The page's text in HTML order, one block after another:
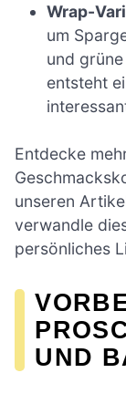
Wrap-
um
und
entsteht
Entdecke
unseren
verwandle
persönliches
UND